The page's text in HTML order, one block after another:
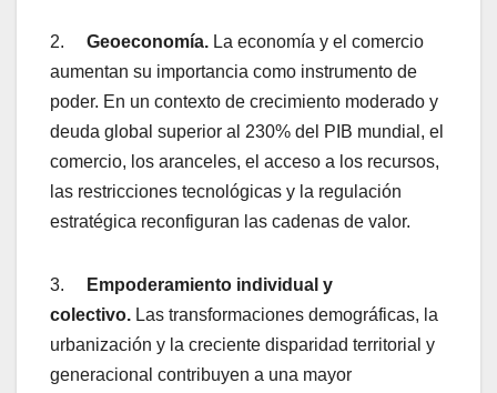
2. Geoeconomía. La economía y el comercio
aumentan su importancia como instrumento de
poder. En un contexto de crecimiento moderado y
deuda global superior al 230% del PIB mundial, el
comercio, los aranceles, el acceso a los recursos,
las restricciones tecnológicas y la regulación
estratégica reconfiguran las cadenas de valor.
3.
Empoderamiento individual y
colectivo. Las transformaciones demográficas, la
urbanización y la creciente disparidad territorial y
generacional contribuyen a una mayor